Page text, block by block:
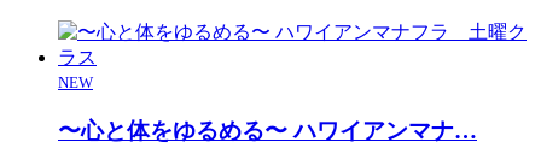
NEW
〜心と体をゆるめる〜 ハワイアンマナ…